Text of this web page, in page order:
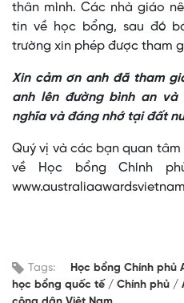
thân mình. Các nhà giáo
tin về học bổng, sau đó
trường xin phép được tham
Xin cảm ơn anh đã tham
anh lên đường bình an
nghĩa và đáng nhớ tại đất
Quý vị và các bạn quan
về Học bổng Chính
Tags:
Học bổng Chính phủ
học bổng quốc tế
Chính phủ